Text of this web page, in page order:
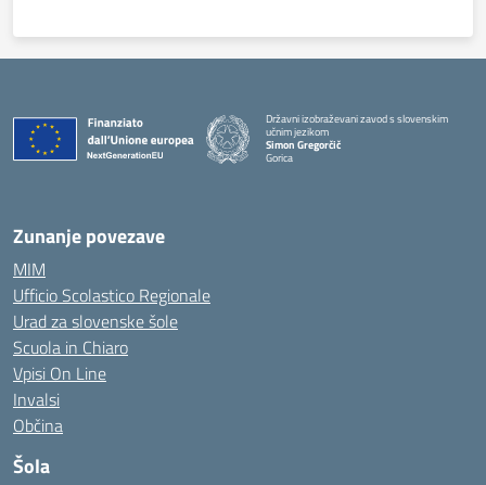
Državni izobraževani zavod s slovenskim
učnim jezikom
Simon Gregorčič
Gorica
Zunanje povezave
MIM
Ufficio Scolastico Regionale
Urad za slovenske šole
Scuola in Chiaro
Vpisi On Line
Invalsi
Občina
Šola